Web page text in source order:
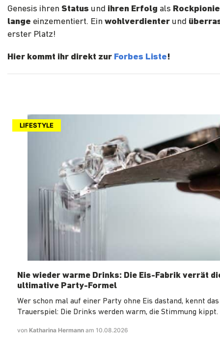
Genesis ihren Status und ihren Erfolg als
lange einzementiert. Ein wohlverdienter und
erster Platz!
Hier kommt ihr direkt zur Forbes Liste!
LIFESTYLE
Nie wieder warme Drinks: Die Eis-Fabrik verrät
ultimative Party-Formel
Wer schon mal auf einer Party ohne Eis dastand, kennt das
Trauerspiel: Die Drinks werden warm, die Stimmung kippt.
von Katharina Hermann am 10.08.2026